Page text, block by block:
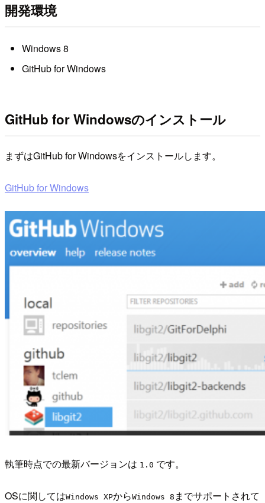
開発環境
Windows 8
GitHub for Windows
GitHub for Windowsのインストール
まずはGitHub for Windowsをインストールします。
GitHub for Windows
執筆時点での最新バージョンは 1.0 です。
OSに関してはWindows XPからWindows 8 までサポートされて